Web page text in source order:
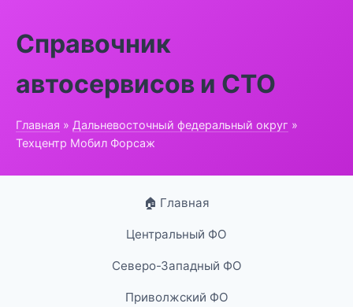
Справочник
автосервисов и СТО
Главная » Дальневосточный федеральный округ »
Техцентр Мобил Форсаж
🏠 Главная
Центральный ФО
Северо-Западный ФО
Приволжский ФО